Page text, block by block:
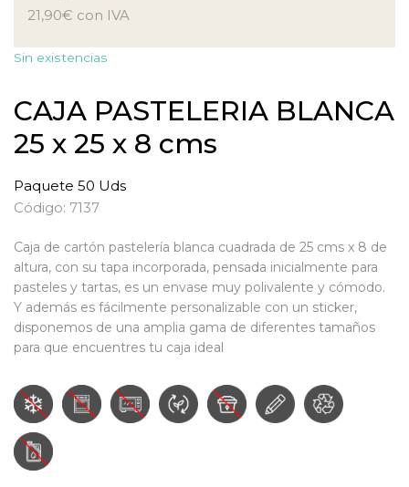
21,90€ con IVA
Sin existencias
CAJA PASTELERIA BLANCA
25 x 25 x 8 cms
Paquete 50 Uds
Código: 7137
Caja de cartón pastelería blanca cuadrada de 25 cms x 8 de
altura, con su tapa incorporada, pensada inicialmente para
pasteles y tartas, es un envase muy polivalente y cómodo.
Y además es fácilmente personalizable con un sticker,
disponemos de una amplia gama de diferentes tamaños
para que encuentres tu caja ideal